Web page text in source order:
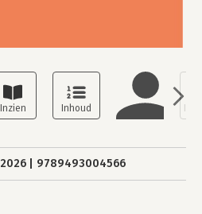
2026 9789493004566